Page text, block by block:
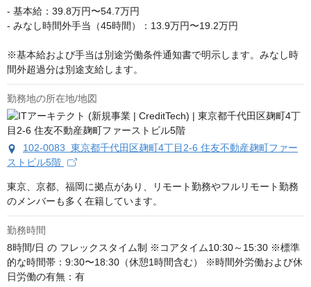
- 基本給：39.8万円〜54.7万円
- みなし時間外手当（45時間）：13.9万円〜19.2万円
※基本給および手当は別途労働条件通知書で明示します。みなし時
間外超過分は別途支給します。
勤務地の所在地/地図
102-0083 東京都千代田区麹町4丁目2-6 住友不動産麹町ファー
ストビル5階
東京、京都、福岡に拠点があり、リモート勤務やフルリモート勤務
のメンバーも多く在籍しています。
勤務時間
8時間/日 の フレックスタイム制 ※コアタイム10:30～15:30 ※標準
的な時間帯：9:30〜18:30（休憩1時間含む） ※時間外労働および休
日労働の有無：有